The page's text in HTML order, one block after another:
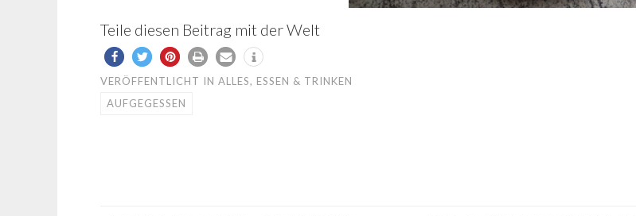
Teile diesen Beitrag mit der Welt
VERÖFFENTLICHT IN ALLES, ESSEN & TRINKEN
AUFGEGESSEN